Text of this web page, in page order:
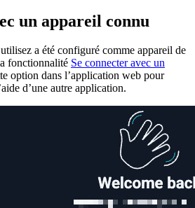
un appareil connu
a été configuré comme appareil de
fonctionnalité Se connecter avec un
option dans l’application web pour
d’une autre application.